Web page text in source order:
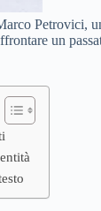
Petrovici,
un